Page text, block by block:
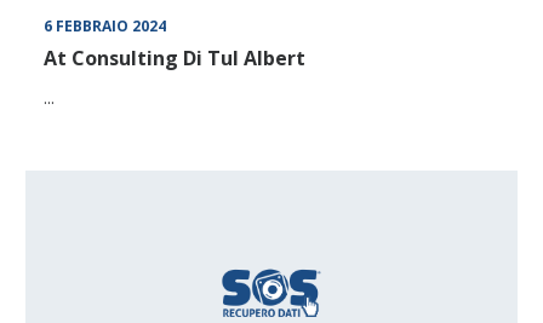
6 FEBBRAIO 2024
At Consulting Di Tul Albert
...